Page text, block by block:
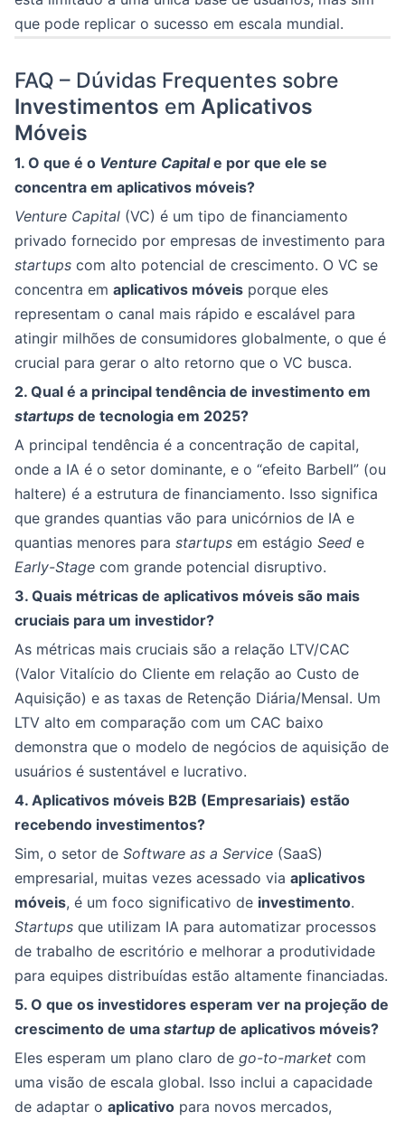
que pode replicar o sucesso em escala mundial.
FAQ – Dúvidas Frequentes sobre
Investimentos em Aplicativos
Móveis
1. O que é o Venture Capitale por que ele se
concentra em aplicativos móveis?
Venture Capital (VC) é um tipo de financiamento
privado fornecido por empresas de investimento para
startups com alto potencial de crescimento. O VC se
concentra em aplicativos móveis porque eles
representam o canal mais rápido e escalável para
atingir milhões de consumidores globalmente, o que é
crucial para gerar o alto retorno que o VC busca.
2. Qual é a principal tendência de investimento em
startups de tecnologia em 2025?
A principal tendência é a concentração de capital,
onde a IA é o setor dominante, e o “efeito Barbell” (ou
haltere) é a estrutura de financiamento. Isso significa
que grandes quantias vão para unicórnios de IA e
quantias menores para startups em estágio Seed e
Early-Stage com grande potencial disruptivo.
3. Quais métricas de aplicativos móveis são mais
cruciais para um investidor?
As métricas mais cruciais são a relação LTV/CAC
(Valor Vitalício do Cliente em relação ao Custo de
Aquisição) e as taxas de Retenção Diária/Mensal. Um
LTV alto em comparação com um CAC baixo
demonstra que o modelo de negócios de aquisição de
usuários é sustentável e lucrativo.
4. Aplicativos móveis B2B (Empresariais) estão
recebendo investimentos?
Sim, o setor de Software as a Service (SaaS)
empresarial, muitas vezes acessado via aplicativos
móveis, é um foco significativo de investimento.
Startups que utilizam IA para automatizar processos
de trabalho de escritório e melhorar a produtividade
para equipes distribuídas estão altamente financiadas.
5. O que os investidores esperam ver na projeção de
crescimento de uma startup de aplicativos móveis?
Eles esperam um plano claro de go-to-market com
uma visão de escala global. Isso inclui a capacidade
de adaptar o aplicativo para novos mercados,